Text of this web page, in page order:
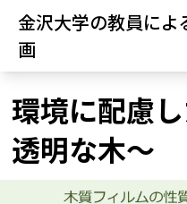
金沢大学の教員によ
画
環境に配慮
透明な木～